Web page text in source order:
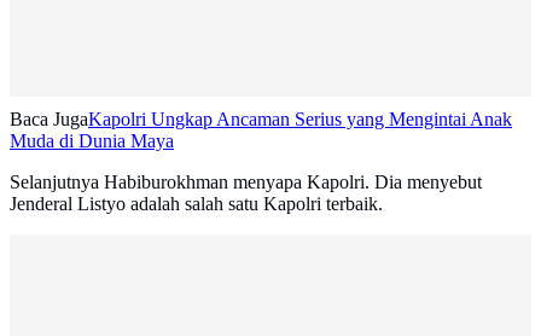
Baca JugaKapolri Ungkap Ancaman Serius yang Mengintai Anak
Muda di Dunia Maya
Selanjutnya Habiburokhman menyapa Kapolri. Dia menyebut
Jenderal Listyo adalah salah satu Kapolri terbaik.